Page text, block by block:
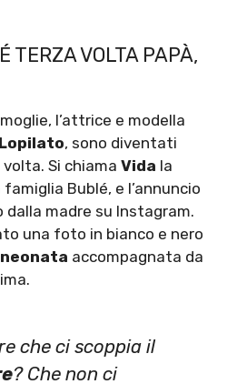
TERZA VOLTA PAPÀ,
l’attrice e modella
, sono diventati
Si chiama Vida la
Bublé, e l’annuncio
madre su Instagram.
una foto in bianco e nero
accompagnata da
che ci scoppia il
? Che non ci